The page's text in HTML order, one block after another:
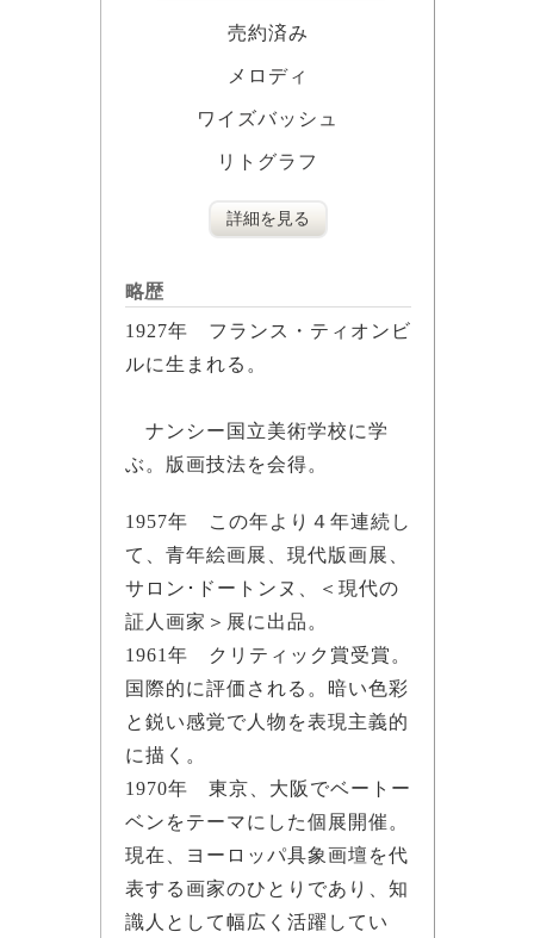
売約済み
メロディ
ワイズバッシュ
リトグラフ
詳細を見る
略歴
1927年 フランス・ティオンビ
ルに生まれる。
ナンシー国立美術学校に学
ぶ。版画技法を会得。
1957年 この年より４年連続し
て、青年絵画展、現代版画展、
サロン･ドートンヌ、＜現代の
証人画家＞展に出品。
1961年 クリティック賞受賞。
国際的に評価される。暗い色彩
と鋭い感覚で人物を表現主義的
に描く。
1970年 東京、大阪でベートー
ベンをテーマにした個展開催。
現在、ヨーロッパ具象画壇を代
表する画家のひとりであり、知
識人として幅広く活躍してい